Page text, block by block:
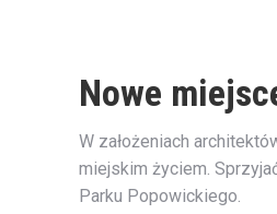
Nowe
W założeniach
miejskim życiem.
Parku Popowickiego.